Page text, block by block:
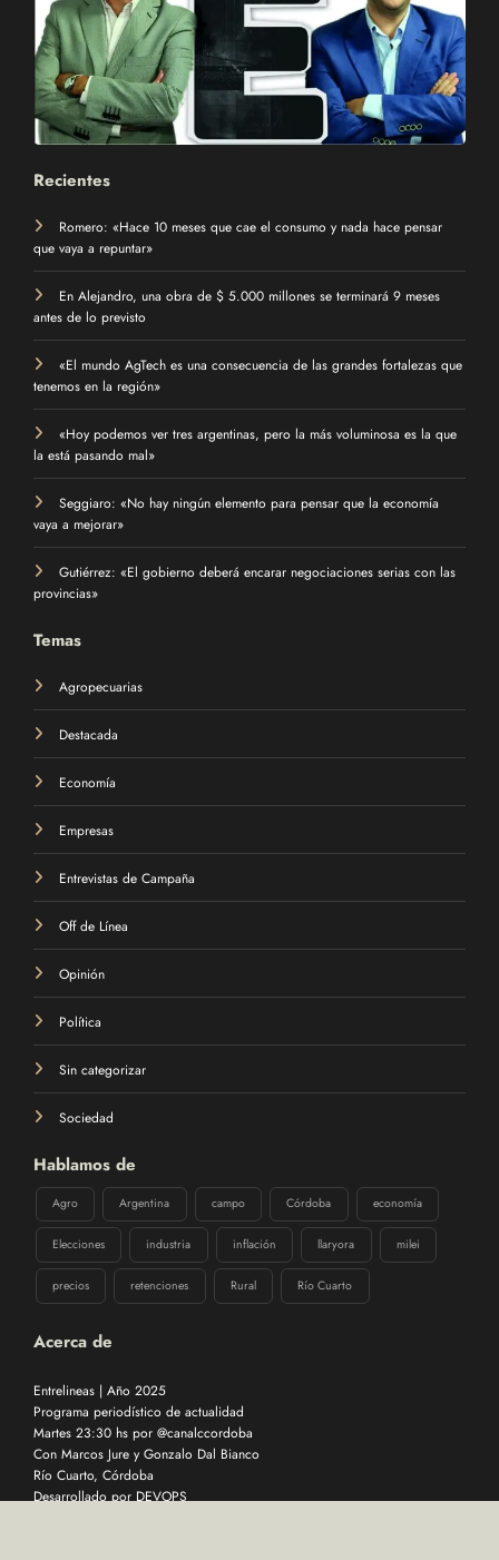
Recientes
Romero: «Hace 10 meses que cae el consumo y nada hace pensar
que vaya a repuntar»
En Alejandro, una obra de $ 5.000 millones se terminará 9 meses
antes de lo previsto
«El mundo AgTech es una consecuencia de las grandes fortalezas que
tenemos en la región»
«Hoy podemos ver tres argentinas, pero la más voluminosa es la que
la está pasando mal»
Seggiaro: «No hay ningún elemento para pensar que la economía
vaya a mejorar»
Gutiérrez: «El gobierno deberá encarar negociaciones serias con las
provincias»
Temas
Agropecuarias
Destacada
Economía
Empresas
Entrevistas de Campaña
Off de Línea
Opinión
Política
Sin categorizar
Sociedad
Hablamos de
Agro Argentina campo Córdoba economía
Elecciones industria inflación llaryora milei
precios retenciones Rural Río Cuarto
Acerca de
Entrelineas | Año 2025
Programa periodístico de actualidad
Martes 23:30 hs por @canalccordoba
Con Marcos Jure y Gonzalo Dal Bianco
Río Cuarto, Córdoba
Desarrollado porDEVOPS